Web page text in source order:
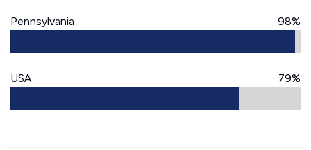
Pennsylvania 98%
USA 79%